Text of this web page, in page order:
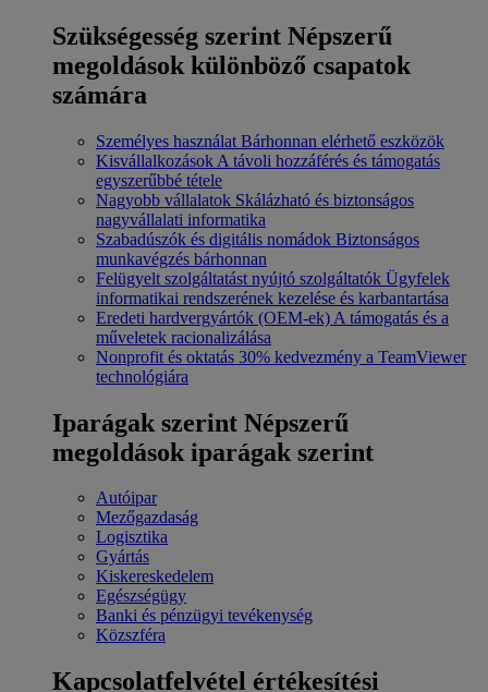
Szükségesség szerint Népszerű
megoldások különböző csapatok
számára
Személyes használat Bárhonnan elérhető eszközök
Kisvállalkozások A távoli hozzáférés és támogatás
egyszerűbbé tétele
Nagyobb vállalatok Skálázható és biztonságos
nagyvállalati informatika
Szabadúszók és digitális nomádok Biztonságos
munkavégzés bárhonnan
Felügyelt szolgáltatást nyújtó szolgáltatók Ügyfelek
informatikai rendszerének kezelése és karbantartása
Eredeti hardvergyártók (OEM-ek) A támogatás és a
műveletek racionalizálása
Nonprofit és oktatás 30% kedvezmény a TeamViewer
technológiára
Iparágak szerint Népszerű
megoldások iparágak szerint
Autóipar
Mezőgazdaság
Logisztika
Gyártás
Kiskereskedelem
Egészségügy
Banki és pénzügyi tevékenység
Közszféra
Kapcsolatfelvétel értékesítési